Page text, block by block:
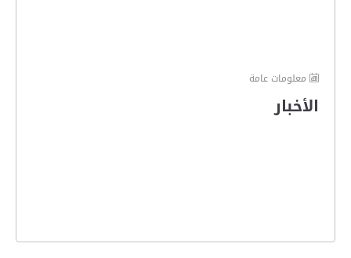
معلومات عامة
الأخبار